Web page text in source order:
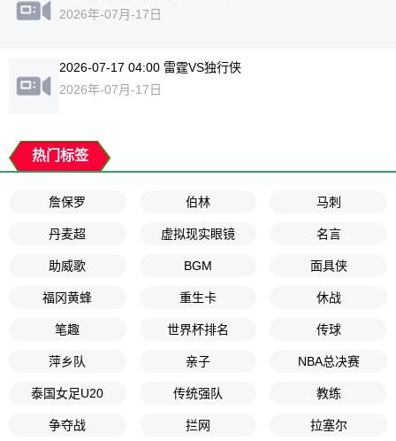
2026年-07月-17日
2026-07-17 04:00 雷霆VS独行侠
2026年-07月-17日
热门标签
詹保罗 伯林 马刺
丹麦超 虚拟现实眼镜 名言
助威歌 BGM 面具侠
福冈黄蜂 重生卡 休战
笔趣 世界杯排名 传球
萍乡队 亲子 NBA总决赛
泰国女足U20 传统强队 教练
争夺战 拦网 拉塞尔